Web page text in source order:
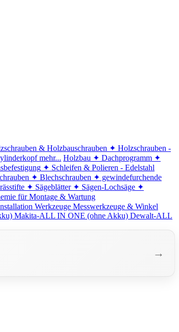
& Holzbauschrauben ✦ Holzschrauben -
mehr... Holzbau ✦ Dachprogramm ✦
✦ Schleifen & Polieren - Edelstahl
✦ Blechschrauben ✦ gewindefurchende
✦ Sägeblätter ✦ Sägen-Lochsäge ✦
für Montage & Wartung
Werkzeuge Messwerkzeuge & Winkel
Makita-ALL IN ONE (ohne Akku) Dewalt-ALL
→